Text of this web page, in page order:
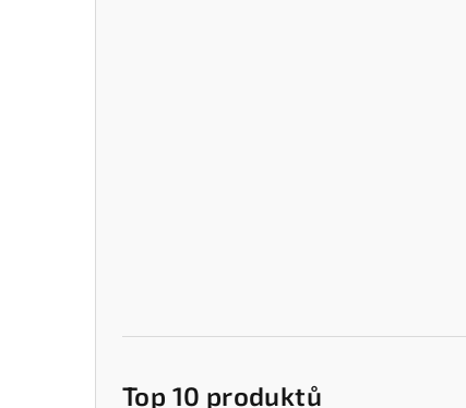
Top 10 produktů